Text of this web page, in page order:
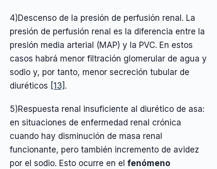
4)Descenso de la presión de perfusión renal. La
presión de perfusión renal es la diferencia entre la
presión media arterial (MAP) y la PVC. En estos
casos habrá menor filtración glomerular de agua y
sodio y, por tanto, menor secreción tubular de
diuréticos [13] .
5)Respuesta renal insuficiente al diurético de asa:
en situaciones de enfermedad renal crónica
cuando hay disminución de masa renal
funcionante, pero también incremento de avidez
por el sodio. Esto ocurre en el fenómeno